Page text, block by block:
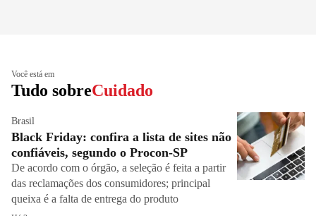
Você está em
Tudo sobreCuidado
Brasil
Black Friday: confira a lista de sites não
confiáveis, segundo o Procon-SP
De acordo com o órgão, a seleção é feita a partir
das reclamações dos consumidores; principal
queixa é a falta de entrega do produto